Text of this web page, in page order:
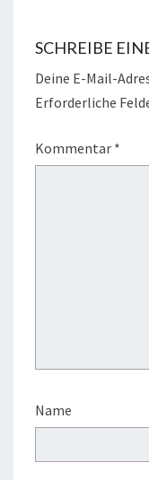
SCHREIBE
Deine E-Mail-
Erforderliche
Kommentar *
Name